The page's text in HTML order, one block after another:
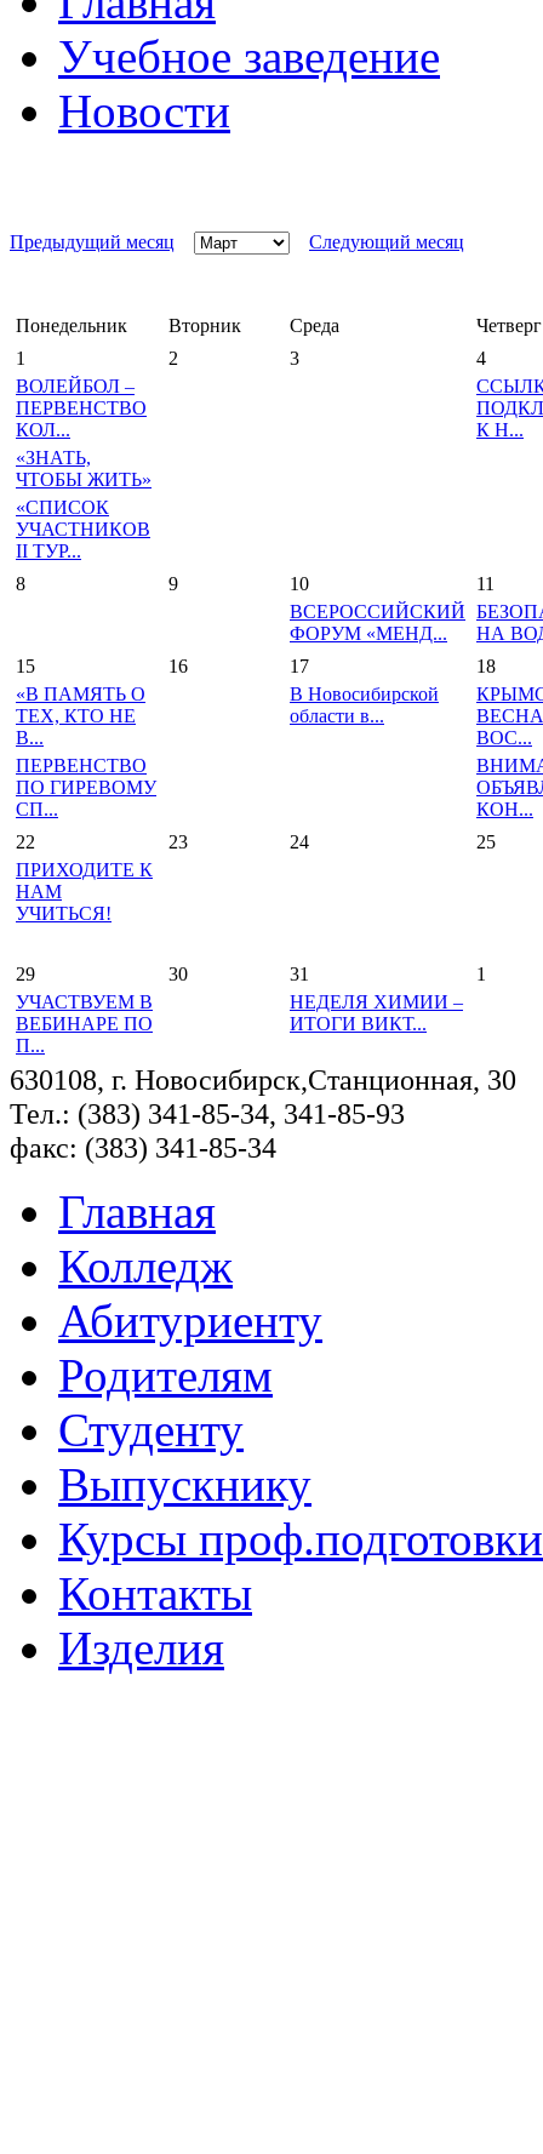
Учебное заведение
Новости
Предыдущий месяц Следующий месяц
Понедельник Вторник Среда
Четверг
1
ВОЛЕЙБОЛ –
ПЕРВЕНСТВО
КОЛ...
«ЗНАТЬ,
ЧТОБЫ ЖИТЬ»
«СПИСОК
УЧАСТНИКОВ
II ТУР...
2 3
4
К Н...
8 9
10
ВСЕРОССИЙСКИЙ
ФОРУМ «МЕНД...
11
НА
15
«В ПАМЯТЬ О
ТЕХ, КТО НЕ
В...
ПЕРВЕНСТВО
ПО ГИРЕВОМУ
СП...
16
17
В Новосибирской
области в...
18
ВОС...
КОН...
22
ПРИХОДИТЕ К
НАМ
УЧИТЬСЯ!
23 24 25
29
УЧАСТВУЕМ В
ВЕБИНАРЕ ПО
П...
30
31
НЕДЕЛЯ ХИМИИ –
ИТОГИ ВИКТ...
1
630108, г. Новосибирск,Станционная, 30
Тел.: (383) 341-85-34, 341-85-93
факс: (383) 341-85-34
Главная
Колледж
Абитуриенту
Родителям
Студенту
Выпускнику
Курсы проф.подготовки
Контакты
Изделия